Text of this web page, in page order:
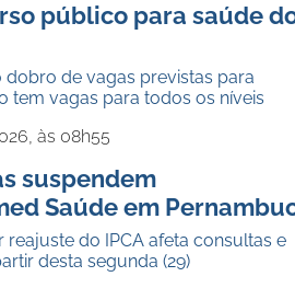
público para saúde
de vagas previstas para
tem vagas para todos os níveis
às 08h55
suspendem
Saúde em
do IPCA afeta consultas e
desta segunda (29)